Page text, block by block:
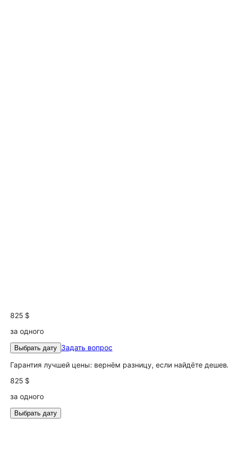
825 $
за одного
Выбрать дату Задать вопрос
Гарантия лучшей цены: вернём разницу, если найдёте
825 $
за одного
Выбрать дату